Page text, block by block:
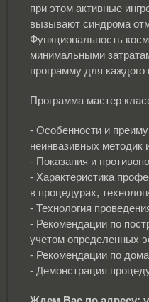
при этом активные
вызывают синдрома
Функциональность
минимальными
программу для
Программа мастер
- Особенности и
неинвазивных методик
- Показания и
- Характеристика
в процедурах,
- Технология
- Рекомендации по
учетом определенных
- Рекомендации по
- Демонстрация